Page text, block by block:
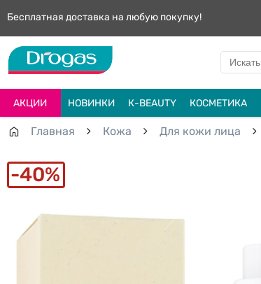
Бесплатная доставка на любую покупку!
АКЦИИ НОВИНКИ К-BEAUTY КОСМЕТИКА
Главная Кожа Для кожи лица
40%